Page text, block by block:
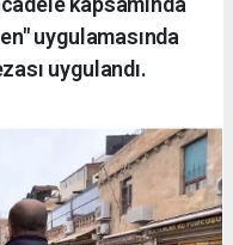
uygulamasında
uygulandı.